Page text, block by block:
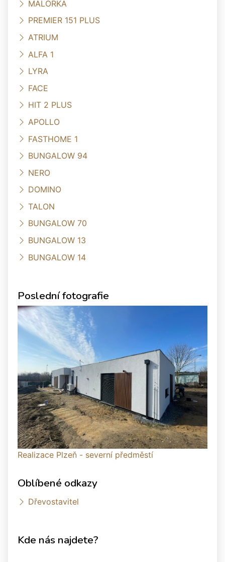
MALORKA
PREMIER 151 PLUS
ATRIUM
ALFA 1
LYRA
FACE
HIT 2 PLUS
APOLLO
FASTHOME 1
BUNGALOW 94
NERO
DOMINO
TALON
BUNGALOW 70
BUNGALOW 13
BUNGALOW 14
Poslední fotografie
Realizace Plzeň - severní předměstí
Oblíbené odkazy
Dřevostavitel
Kde nás najdete?